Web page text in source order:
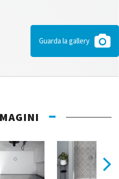
Guarda la gallery